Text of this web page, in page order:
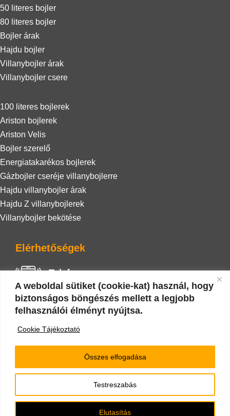
A weboldal sütiket (cookie-kat) használ, hogy
biztonságos böngészés mellett a legjobb
felhasználói élményt nyújtsa.
Cookie Tájékoztató
Testreszabás
Elutasítás
Összes elfogadása
50 literes bojler
80 literes bojler
Bojler árak
Hajdu bojler
Villanybojler árak
Villanybojler csere
100 literes bojlerek
Ariston bojlerek
Ariston Velis
Bojler szerelő
Energiatakarékos bojlerek
Gázbojler cseréje villanybojlerre
Hajdu villanybojler árak
Hajdu Z villanybojlerek
Villanybojler bekötése
Elérhetőségek
Telefon
+36 20 942 0586
E-mail
nyarizoli.vizgaz@gmail.com
tájékoztató